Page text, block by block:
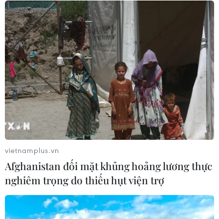
khó khăn
17/07/2026 22:30
Đà Nẵng tổ chức Lễ hội Sâm Ngọc
Linh 2026: Cam kết 100% sâm thật
17/07/2026 06:09
Tìm ra cơ chế gây bệnh ung thư
xương hiếm gặp
17/07/2026 01:05
Tìm lời giải cho xu hướng gia tăng
ung thư phổi ở người trẻ không hút
vietnamplus.vn
Afghanistan đối mặt khủng hoảng lương thực
nghiêm trọng do thiếu hụt viện trợ